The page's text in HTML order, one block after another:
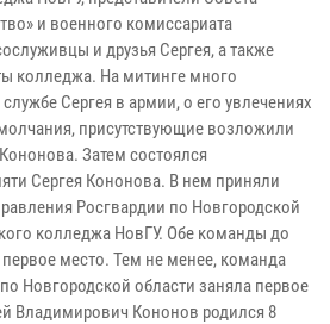
и военного комиссариата
и друзья Сергея, а также
колледжа. На митинге много
Сергея в армии, о его увлечениях
присутствующие возложили
Затем состоялся
Сергея Кононова. В нем приняли
Росгвардии по Новгородской
колледжа НовГУ. Обе команды до
место. Тем не менее, команда
Новгородской области заняла первое
Владимирович Кононов родился 8